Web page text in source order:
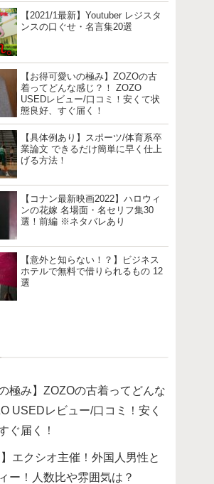
【2021/1最新】Youtuber レジスタ
ンスの口ぐせ・名言集20選
【お得可愛いの極み】ZOZOの古
着ってどんな感じ？！ ZOZO
USEDレビュー/口コミ！安くて状
態良好、すぐ届く！
【具体例あり】スポーツ/体育系卒
業論文 できるだけ簡単に早く仕上
げる方法！
【コナン最新映画2022】ハロウィ
ンの花嫁 名場面・名セリフ集30
選！前編 ※ネタバレあり
【意外と知らない！？】ビジネス
ホテルで無料で借りられるもの 12
選
極み】ZOZOの古着ってどんな
USEDレビュー/口コミ！安く
ぐ届く！
】エクシオ主催！外国人男性と
ー！人数比や雰囲気は？